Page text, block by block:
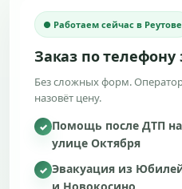
● Работаем сейчас в Реутове
Заказ по телефону
Без сложных форм.
назовёт цену.
✓ Помощь после ДТП
улице Октября
✓ Эвакуация из